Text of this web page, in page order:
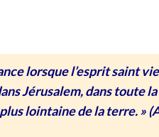
lorsque l’esprit saint
Jérusalem, dans toute
lointaine de la terre. »